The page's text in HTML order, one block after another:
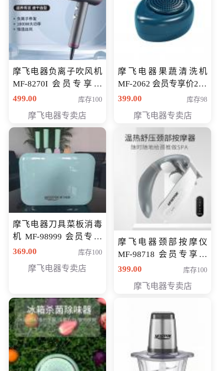
摩飞电器负离子吹风机
MF-8270I 会员专享价
369元
499.00 库存100
摩飞电器专卖店
摩飞电器果蔬清洗机
MF-2062 会员专享价268
元
399.00 库存98
摩飞电器专卖店
摩飞电器刀具菜板消毒
机 MF-98999 会员专享
价286元
369.00 库存100
摩飞电器专卖店
摩飞电器颈部按摩仪
MF-98718 会员专享价
299元
399.00 库存100
摩飞电器专卖店